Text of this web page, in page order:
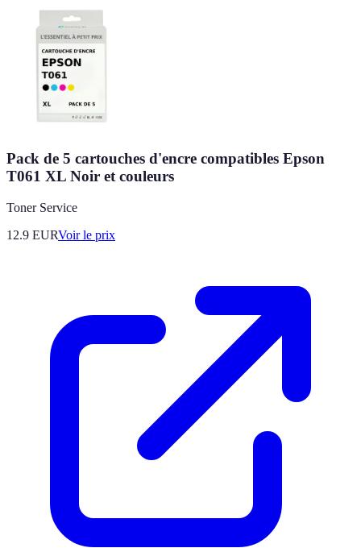
Pack de 5 cartouches d'encre compatibles Epson
T061 XL Noir et couleurs
Toner Service
12.9 EURVoir le prix